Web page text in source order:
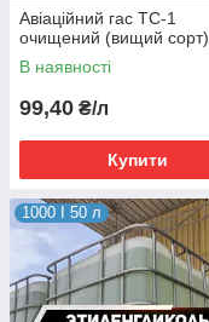
Авіаційний гас ТС-1
очищений (вищий сорт)
В наявності
99,40 ₴/л
Купити
1000 I 50 л